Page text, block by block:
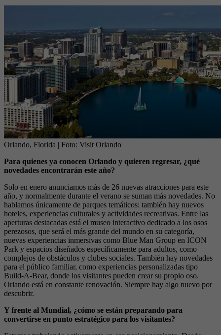
Orlando, Florida | Foto: Visit Orlando
Para quienes ya conocen Orlando y quieren regresar, ¿qué
novedades encontrarán este año?
Solo en enero anunciamos más de 26 nuevas atracciones para este
año, y normalmente durante el verano se suman más novedades. No
hablamos únicamente de parques temáticos: también hay nuevos
hoteles, experiencias culturales y actividades recreativas. Entre las
aperturas destacadas está el museo interactivo dedicado a los osos
perezosos, que será el más grande del mundo en su categoría,
nuevas experiencias inmersivas como Blue Man Group en ICON
Park y espacios diseñados específicamente para adultos, como
complejos de obstáculos y clubes sociales. También hay novedades
para el público familiar, como experiencias personalizadas tipo
Build-A-Bear, donde los visitantes pueden crear su propio oso.
Orlando está en constante renovación. Siempre hay algo nuevo por
descubrir.
Y frente al Mundial, ¿cómo se están preparando para
convertirse en punto estratégico para los visitantes?